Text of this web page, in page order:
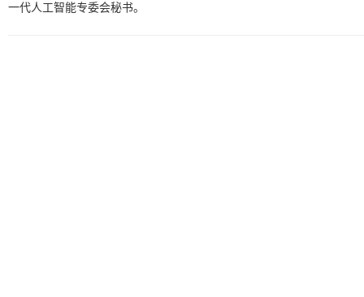
一代人工智能专委会秘书。